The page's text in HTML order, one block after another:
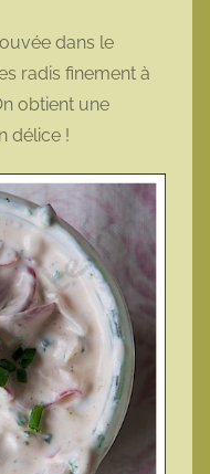
dans le
radis finement à
obtient une
délice !